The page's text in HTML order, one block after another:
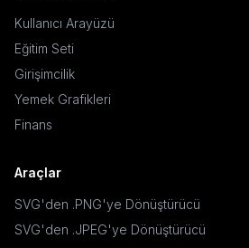
Kullanıcı Arayüzü
Eğitim Seti
Girişimcilik
Yemek Grafikleri
Finans
Araçlar
SVG'den .PNG'ye Dönüştürücü
SVG'den .JPEG'ye Dönüştürücü